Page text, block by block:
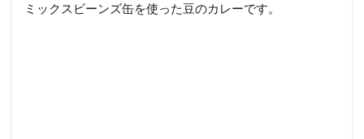
ミックスビーンズ缶を使った豆のカレーです。